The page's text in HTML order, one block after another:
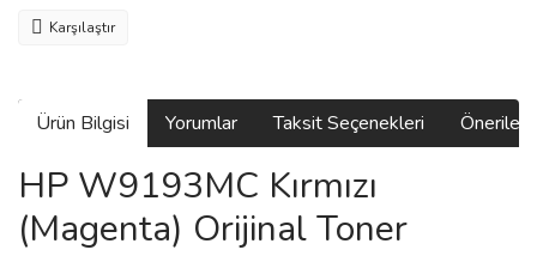
Karşılaştır
Ürün Bilgisi Yorumlar Taksit Seçenekleri
HP W9193MC Kırmızı
(Magenta) Orijinal Toner